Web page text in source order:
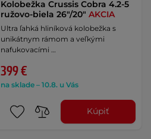
Kolobežka Crussis Cobra 4.2-5
ružovo-biela 26"/20"AKCIA
Ultra ľahká hliníková kolobežka s
unikátnym rámom a veľkými
nafukovacími …
399 €
na sklade – 10.8. u Vás
Kúpiť